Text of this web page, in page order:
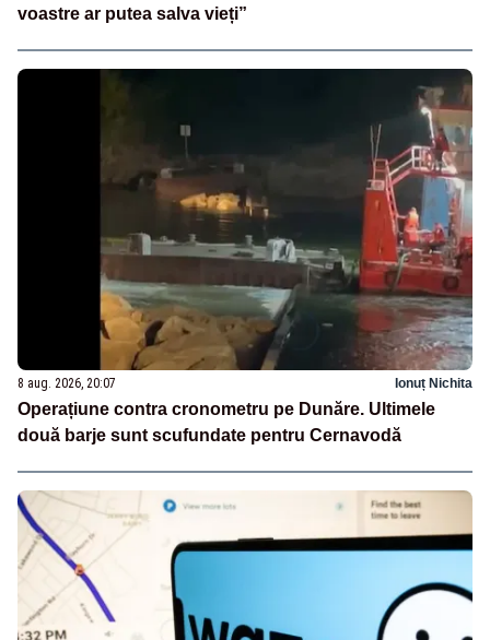
voastre ar putea salva vieți”
8 aug. 2026, 20:07 Ionuț Nichita
Operațiune contra cronometru pe Dunăre. Ultimele
două barje sunt scufundate pentru Cernavodă